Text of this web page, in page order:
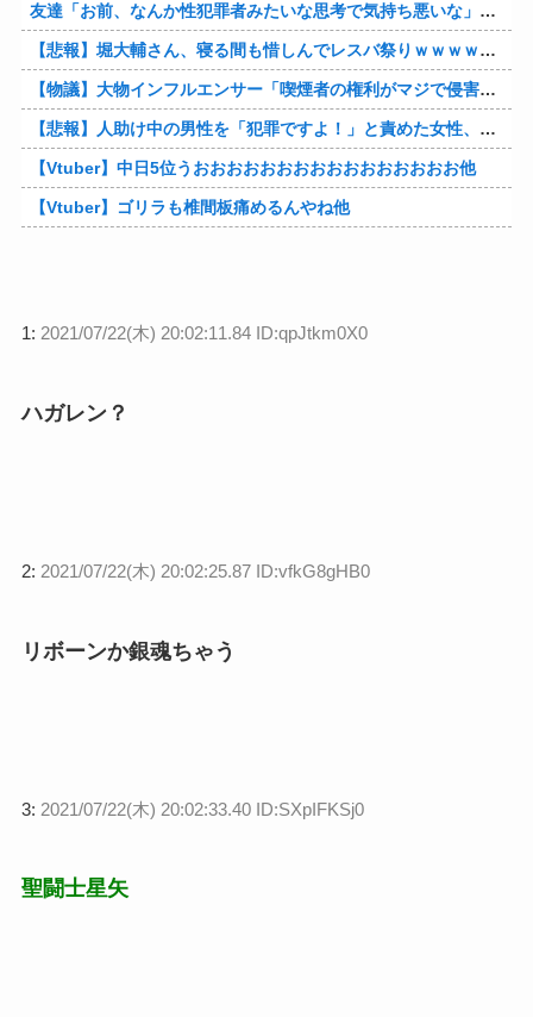
友達「お前、なんか性犯罪者みたいな思考で気持ち悪いな」言われたわ
【悲報】堀大輔さん、寝る間も惜しんでレスバ祭りｗｗｗｗｗｗｗｗｗｗｗｗｗｗｗｗｗｗｗｗｗｗｗｗ他
【物議】大物インフルエンサー「喫煙者の権利がマジで侵害されてる。いくら税金払ってるんだ」他
【悲報】人助け中の男性を「犯罪ですよ！」と責めた女性、警察が来た瞬間逃げる他
【Vtuber】中日5位うおおおおおおおおおおおおおおおお他
【Vtuber】ゴリラも椎間板痛めるんやね他
1: 2021/07/22(木) 20:02:11.84 ID:qpJtkm0X0
ハガレン？
2: 2021/07/22(木) 20:02:25.87 ID:vfkG8gHB0
リボーンか銀魂ちゃう
3: 2021/07/22(木) 20:02:33.40 ID:SXpIFKSj0
聖闘士星矢